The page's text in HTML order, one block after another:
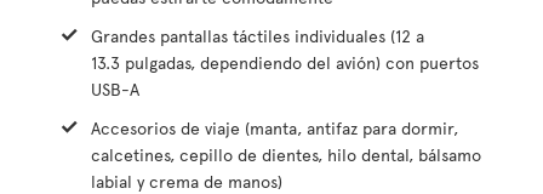
Grandes pantallas táctiles individuales (12 a
13.3 pulgadas, dependiendo del avión) con puertos
USB-A
Accesorios de viaje (manta, antifaz para dormir,
calcetines, cepillo de dientes, hilo dental, bálsamo
labial y crema de manos)